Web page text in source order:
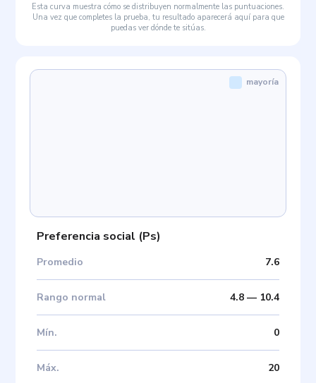
Esta curva muestra cómo se distribuyen normalmente las puntuaciones.
Una vez que completes la prueba, tu resultado aparecerá aquí para que
puedas ver dónde te sitúas.
Preferencia social (Ps)
Promedio 7.6
Rango normal 4.8— 10.4
Mín. 0
Máx. 20
mayoría